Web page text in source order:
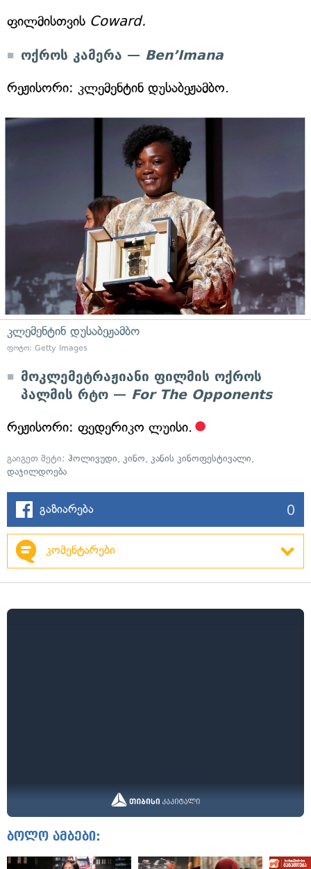
ფილმისთვის Coward.
ოქროს კამერა — Ben’Imana
რეჟისორი: კლემენტინ დუსაბეჟამბო.
კლემენტინ დუსაბეჟამბო
ფოტო: Getty Images
მოკლემეტრაჟიანი ფილმის ოქროს
პალმის რტო — For The Opponents
რეჟისორი: ფედერიკო ლუისი.
გაიგეთ მეტი: ჰოლივუდი, კინო, კანის კინოფესტივალი,
დაჯილდოება
გაზიარება 0
კომენტარები
ბოლო ამბები: